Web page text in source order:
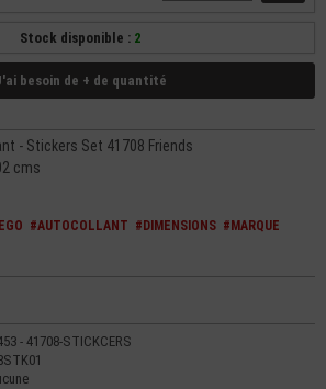
Stock disponible : 2
besoin de + de quantité
- Stickers Set 41708 Friends
cms
#AUTOCOLLANT #DIMENSIONS #MARQUE
- 41708-STICKCERS